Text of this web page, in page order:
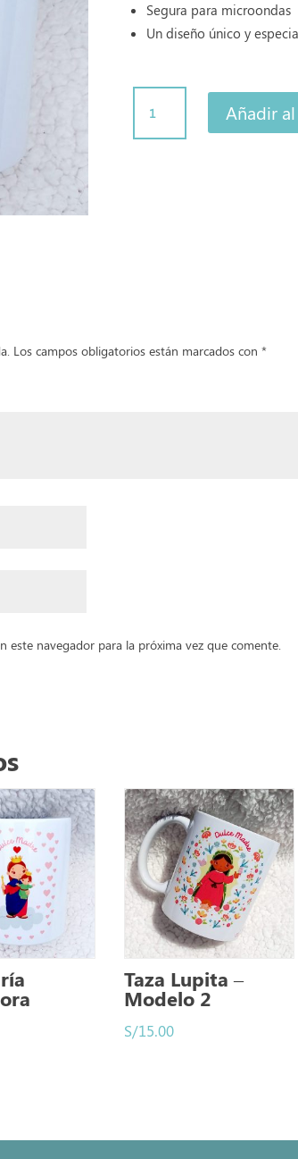
Segura para microondas
Un diseño único y
San
José
Añadir
Los campos obligatorios están marcados con *
navegador para la próxima vez que comente.
Taza Lupita –
Modelo 2
S/15.00